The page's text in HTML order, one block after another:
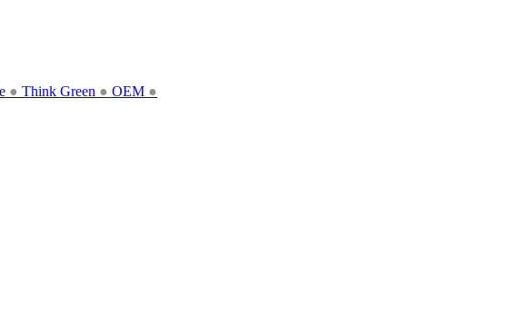
● Think Green ● OEM ●